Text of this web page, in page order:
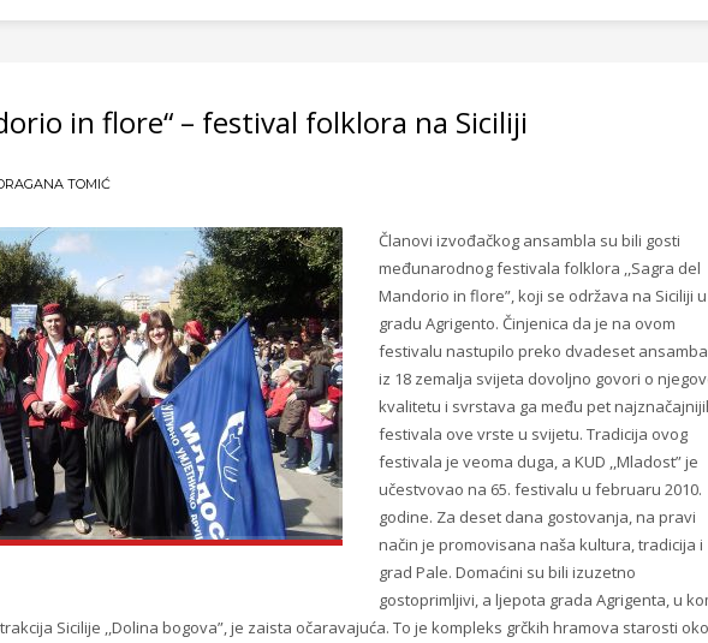
in flore“ – festival folklora na Siciliji
TOMIĆ
Članovi izvođačkog ansambla su bili gosti
međunarodnog festivala folklora ,,Sagra del
Mandorio in flore”,koji se održava na Siciliji u
gradu Agrigento. Činjenica da je na ovom
festivalu nastupilo preko dvadeset
iz 18 zemalja svijeta dovoljno govori o
kvalitetu i svrstava ga među pet
festivala ove vrste u svijetu. Tradicija ovog
festivala je veoma duga, a KUD ,,Mladost” je
učestvovao na 65. festivalu u februaru 2010.
godine. Za deset dana gostovanja,na pravi
način je promovisana naša kultura, tradicija i
grad Pale. Domaćini su bili izuzetno
gostoprimljivi, a ljepota grada Agrigenta,u
Sicilije ,,Dolina bogova”, je zaista očaravajuća. To je kompleks grčkih hramova starosti